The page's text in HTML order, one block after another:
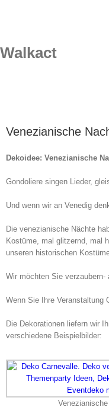
Walkact
Venezianische
Dekoidee: Venezianische
Gondoliere singen Lieder,
Und wenn wir an Venedig
Die venezianische Nächte
Kostüme, mal glitzernd, mal
unseren historischen
Wir möchten Sie
Wenn Sie Ihre Veranstaltung
Die Dekorationen liefern wir
verschiedene Beispielbilder: